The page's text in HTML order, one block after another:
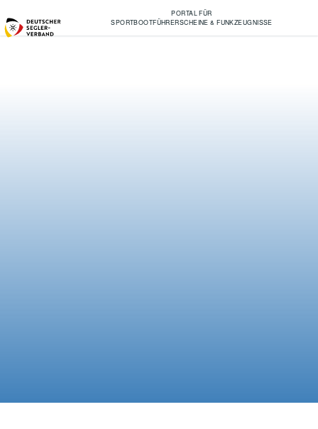
PORTAL FÜR
SPORTBOOTFÜHRERSCHEINE & FUNKZEUGNISSE